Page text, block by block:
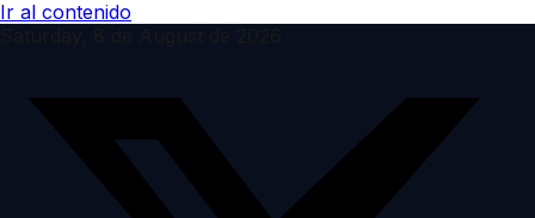
Ir al contenido